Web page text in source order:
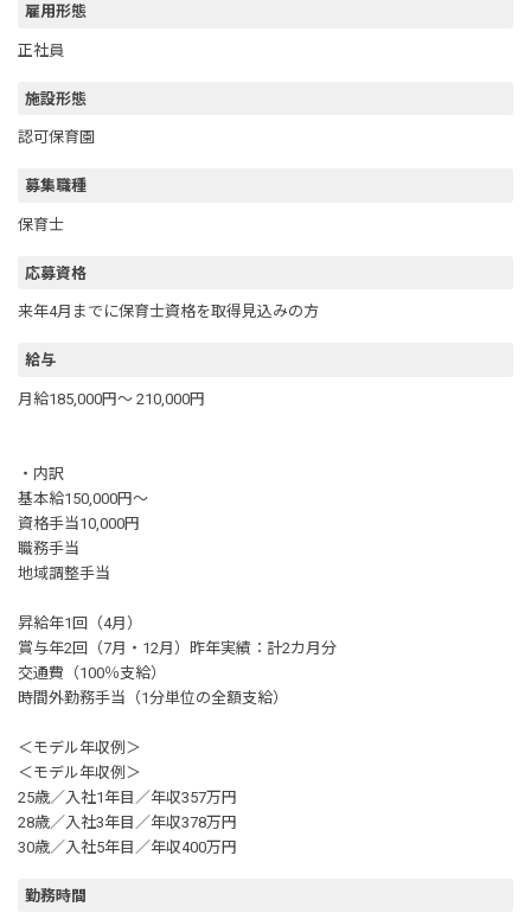
雇用形態
正社員
施設形態
認可保育園
募集職種
保育士
応募資格
来年4月までに保育士資格を取得見込みの方
給与
月給185,000円～ 210,000円
・内訳
基本給150,000円～
資格手当10,000円
職務手当
地域調整手当
昇給年1回（4月）
賞与年2回（7月・12月）昨年実績：計2カ月分
交通費（100％支給）
時間外勤務手当（1分単位の全額支給）
＜モデル年収例＞
＜モデル年収例＞
25歳／入社1年目／年収357万円
28歳／入社3年目／年収378万円
30歳／入社5年目／年収400万円
勤務時間